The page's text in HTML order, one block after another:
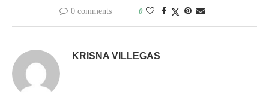
0 comments 0
KRISNA VILLEGAS